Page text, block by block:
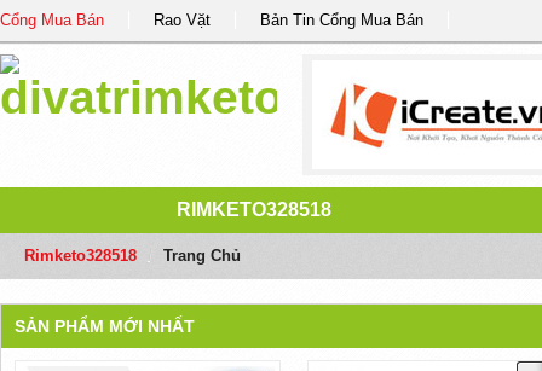
Cổng Mua Bán Rao Vặt Bản Tin Cổng Mua Bán
RIMKETO328518
Rimketo328518 Trang Chủ
SẢN PHẨM MỚI NHẤT